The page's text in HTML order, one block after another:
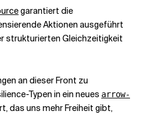
garantiert die
Aktionen ausgeführt
strukturierten Gleichzeitigkeit
an dieser Front zu
Typen in ein neues arrow-
das uns mehr Freiheit gibt,